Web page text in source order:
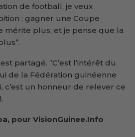
de football, je veux
: gagner une Coupe
mérite plus, et je pense que la
partagé. ‘’C’est l’intérêt du
de la Fédération guinéenne
c’est un honneur de relever ce
pour VisionGuinee.Info